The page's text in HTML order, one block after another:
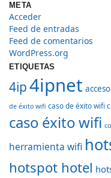
META
Acceder
Feed de entradas
Feed de comentarios
WordPress.org
ETIQUETAS
4ip4ipnet
de éxito wifi caso de éxito wifi
caso éxito wifi
herramienta wifi
hotspot hotel